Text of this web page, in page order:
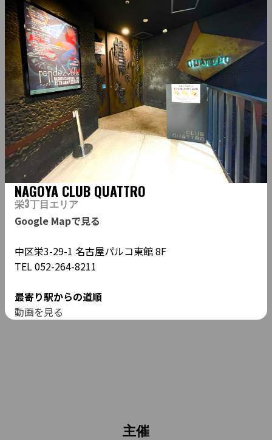
AI 牛岡牛介 AJ
猫カフェMOCHA名古屋
栄店
AK お肉食堂 にくきゅう AL 邦ロックバー Hang
out
AM
Noodle Atelier 有象無象-
uzomuzo-
ANTable.9
AO善左衛門咖喙 AP J's Vendor 名古屋店
AQ ライブバーBrushup AR cafe DODO
AS パンケーキハウス
HoiHoi栄本店
AT
AU栄駅
AW新栄町駅（1番出入口）
ドリームカプセル
NAGOYA CLUB QUATTRO
栄3丁目エリア
Google Mapで見る
中区栄3-29-1 名古屋パルコ東館 8F
TEL 052-264-8211
最寄り駅からの道順
動画を見る
主催